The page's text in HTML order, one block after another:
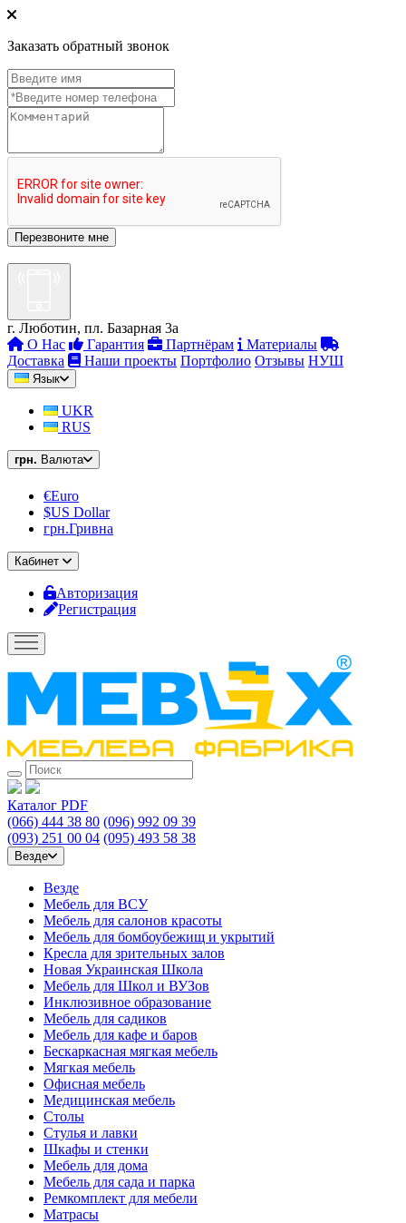
Заказать обратный звонок
г. Люботин, пл. Базарная 3а
О Нас
Гарантия Партнёрам
Материалы
Доставка
Наши проекты Портфолио Отзывы НУШ
Язык
UKR
RUS
грн. Валюта
€Euro
$US Dollar
грн.Гривна
Кабинет
Авторизация
Регистрация
Каталог PDF
(066) 444 38 80 (096) 992 09 39
(093) 251 00 04 (095) 493 58 38
Везде
Везде
Мебель для ВСУ
Мебель для салонов красоты
Мебель для бомбоубежищ и укрытий
Кресла для зрительных залов
Новая Украинская Школа
Мебель для Школ и ВУЗов
Инклюзивное образование
Мебель для садиков
Мебель для кафе и баров
Бескаркасная мягкая мебель
Мягкая мебель
Офисная мебель
Медицинская мебель
Столы
Стулья и лавки
Шкафы и стенки
Мебель для дома
Мебель для сада и парка
Ремкомплект для мебели
Матрасы